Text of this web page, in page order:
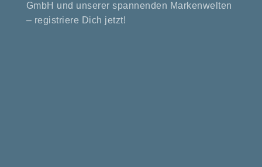
GmbH und unserer spannenden Markenwelten
– registriere Dich jetzt!